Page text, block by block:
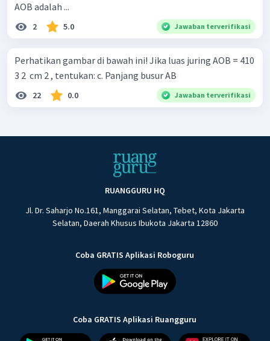
AOB adalah ...
2 5.0 Jawaban terverifikasi
Perhatikan gambar di bawah ini! Jika luas juring AOB = 410
3 2 ​ cm 2 , tentukan: c. Panjang busur AB
22 0.0 Jawaban terverifikasi
RUANGGURU HQ
Jl. Dr. Saharjo No.161, Manggarai Selatan, Tebet, Kota Jakarta
Selatan, Daerah Khusus Ibukota Jakarta 12860
Coba GRATIS Aplikasi Roboguru
Coba GRATIS Aplikasi Ruangguru